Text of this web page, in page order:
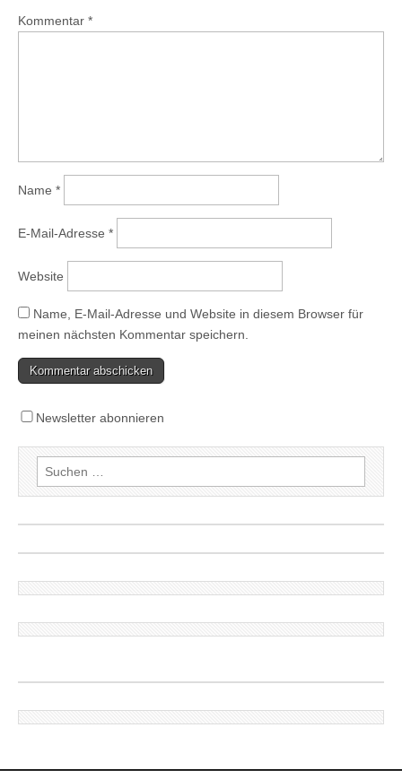
Kommentar *
Name *
E-Mail-Adresse *
Website
Name, E-Mail-Adresse und Website in diesem Browser für
meinen nächsten Kommentar speichern.
Newsletter abonnieren
Suchen
nach: